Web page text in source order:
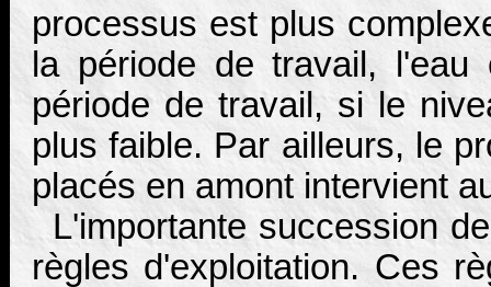
processus est plus
la période de travail,
période de travail, si le
plus faible. Par ailleurs, le
placés en amont intervient
L'importante succession
règles d'exploitation. Ces